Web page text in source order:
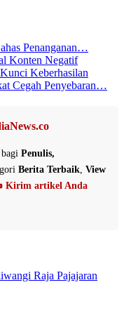
Penanganan…
Konten Negatif
Keberhasilan
Cegah Penyebaran…
bagi Penulis,
Berita Terbaik View
artikel Anda
Raja Pajajaran